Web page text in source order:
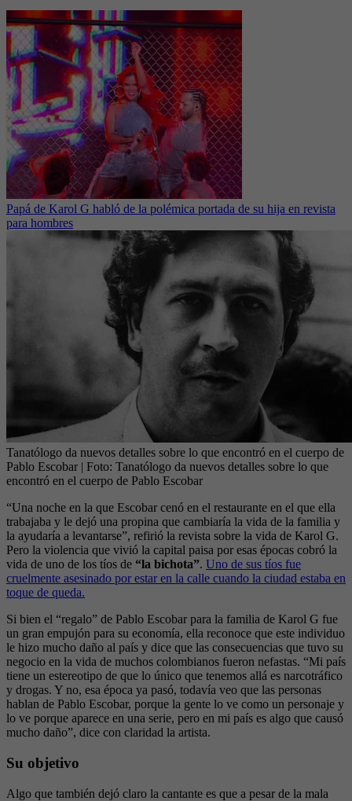
Papá de Karol G habló de la polémica portada de su hija en revista
para hombres
Tanatólogo da nuevos detalles sobre lo que encontró en el cuerpo de
Pablo Escobar | Foto: Tanatólogo da nuevos detalles sobre lo que
encontró en el cuerpo de Pablo Escobar
“Una noche en la que Escobar cenó en el restaurante en el que ella
trabajaba y le dejó una propina que cambiaría la vida de la familia y
la ayudaría a levantarse”, refirió la revista sobre la vida de Karol G.
Pero la violencia que vivió la capital paisa por esas épocas cobró la
vida de uno de los tíos de “la bichota”. Uno de sus tíos fue
cruelmente asesinado por estar en la calle cuando la ciudad estaba en
toque de queda.
Si bien el “regalo” de Pablo Escobar para la familia de Karol G fue
un gran empujón para su economía, ella reconoce que este individuo
le hizo mucho daño al país y dice que las consecuencias que tuvo su
negocio en la vida de muchos colombianos fueron nefastas. “Mi país
tiene un estereotipo de que lo único que tenemos allá es narcotráfico
y drogas. Y no, esa época ya pasó, todavía veo que las personas
hablan de Pablo Escobar, porque la gente lo ve como un personaje y
lo ve porque aparece en una serie, pero en mi país es algo que causó
mucho daño”, dice con claridad la artista.
Su objetivo
Algo que también dejó claro la cantante es que a pesar de la mala